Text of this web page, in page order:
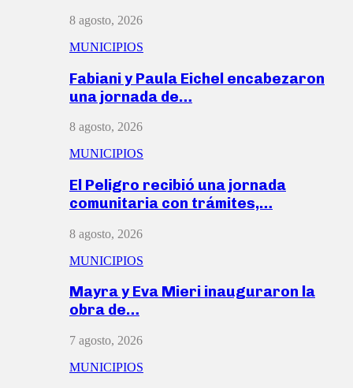
8 agosto, 2026
MUNICIPIOS
Fabiani y Paula Eichel encabezaron
una jornada de…
8 agosto, 2026
MUNICIPIOS
El Peligro recibió una jornada
comunitaria con trámites,…
8 agosto, 2026
MUNICIPIOS
Mayra y Eva Mieri inauguraron la
obra de…
7 agosto, 2026
MUNICIPIOS